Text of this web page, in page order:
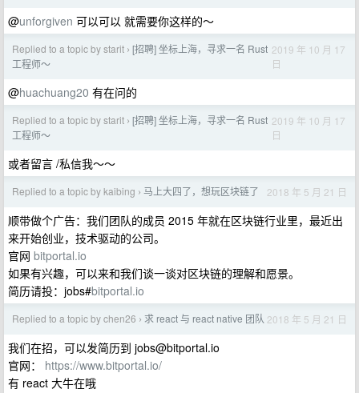
@unforgiven 可以可以 就需要你这样的～
Replied to a topic by starit › [招聘] 坐标上海，寻求一名 Rust
工程师～
2019 年 10 月 17
日
@huachuang20 有在问的
Replied to a topic by starit › [招聘] 坐标上海，寻求一名 Rust
工程师～
2019 年 10 月 17
日
或者留言 /私信我～～
Replied to a topic by kaibing › 马上大四了，想玩区块链了 2018 年 5 月 21 日
顺带做个广告：我们团队的成员 2015 年就在区块链行业里，最近出
来开始创业，技术驱动的公司。
官网 bitportal.io
如果有兴趣，可以来和我们谈一谈对区块链的理解和愿景。
简历请投：jobs#bitportal.io
Replied to a topic by chen26 › 求 react 与 react native 团队 2018 年 5 月 21 日
我们在招，可以发简历到 jobs@bitportal.io
官网： https://www.bitportal.io/
有 react 大牛在哦